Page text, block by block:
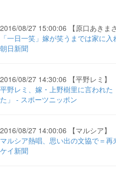
2016/08/27 15:00:06 【原口あきまさ
「一日一笑」嫁が笑うまでは家に
朝日新聞
2016/08/27 14:30:06 【平野レミ】
平野レミ、嫁・上野樹里に言われ
た」 - スポーツニッポン
2016/08/27 14:00:06 【マルシア】
マルシア熱唱、思い出の文協で＝
ケイ新聞